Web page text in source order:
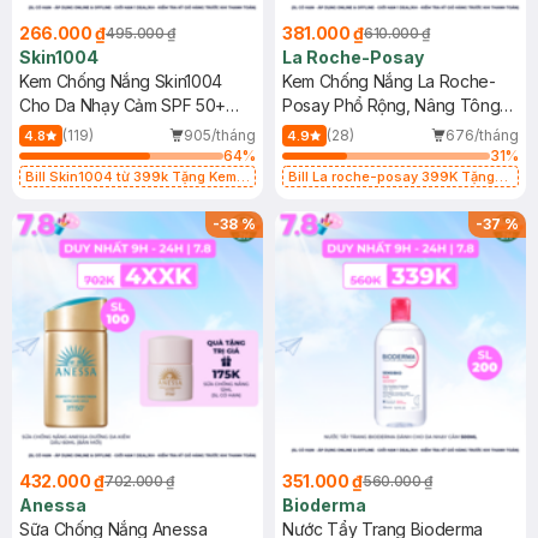
266.000 ₫495.000 ₫
Skin1004
Kem Chống Nắng Skin1004
Cho Da Nhạy Cảm SPF 50+
50ml
4.8 (119)
905/tháng
64%
Bill Skin1004 từ 399k Tặng Kem
SPF 50+ 20ml (SL Có Hạn)
381.000 ₫610.000 ₫
La Roche-Posay
Kem Chống Nắng La Roche-
Posay Phổ Rộng, Nâng Tông
Kiềm Dầu 50ml
4.9 (28)
676/tháng
31%
Bill La roche-posay 399K Tặng
(SL có hạn)
-38%
432.000 ₫702.000 ₫
Anessa
Sữa Chống Nắng Anessa
-37%
351.000 ₫560.000 ₫
Bioderma
Nước Tẩy Trang Bioderma